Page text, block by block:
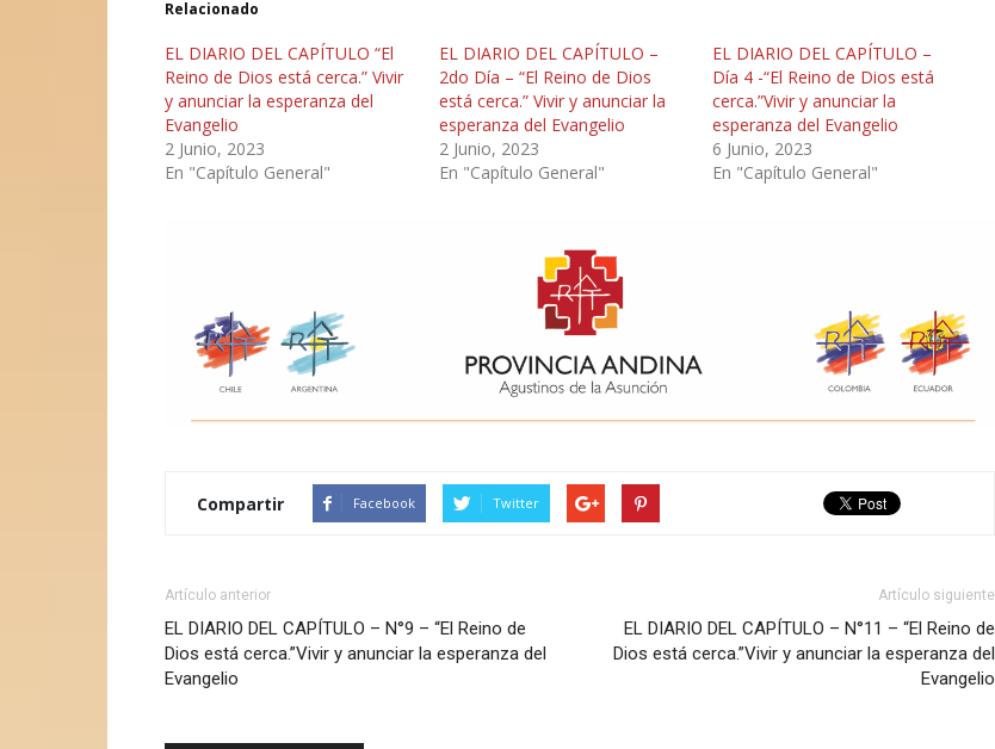
Relacionado
EL DIARIO DEL CAPÍTULO “El
Reino de Dios está cerca.” Vivir
y anunciar la esperanza del
Evangelio
2 Junio, 2023
En "Capítulo General"
EL DIARIO DEL CAPÍTULO –
2do Día – “El Reino de Dios
está cerca.” Vivir y anunciar la
esperanza del Evangelio
2 Junio, 2023
En "Capítulo General"
EL DIARIO DEL CAPÍTULO –
Día 4 -“El Reino de Dios está
cerca.”Vivir y anunciar la
esperanza del Evangelio
6 Junio, 2023
En "Capítulo General"
Compartir Facebook Twitter
Artículo anterior
EL DIARIO DEL CAPÍTULO – N°9 – “El Reino de
Dios está cerca.”Vivir y anunciar la esperanza del
Evangelio
Artículo siguiente
EL DIARIO DEL CAPÍTULO – N°11 – “El Reino de
Dios está cerca.”Vivir y anunciar la esperanza del
Evangelio